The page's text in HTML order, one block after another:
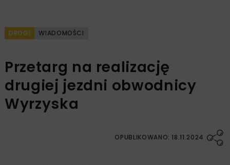
DROGI WIADOMOŚCI
Przetarg na realizację
drugiej jezdni obwodnicy
Wyrzyska
OPUBLIKOWANO: 18.11.2024